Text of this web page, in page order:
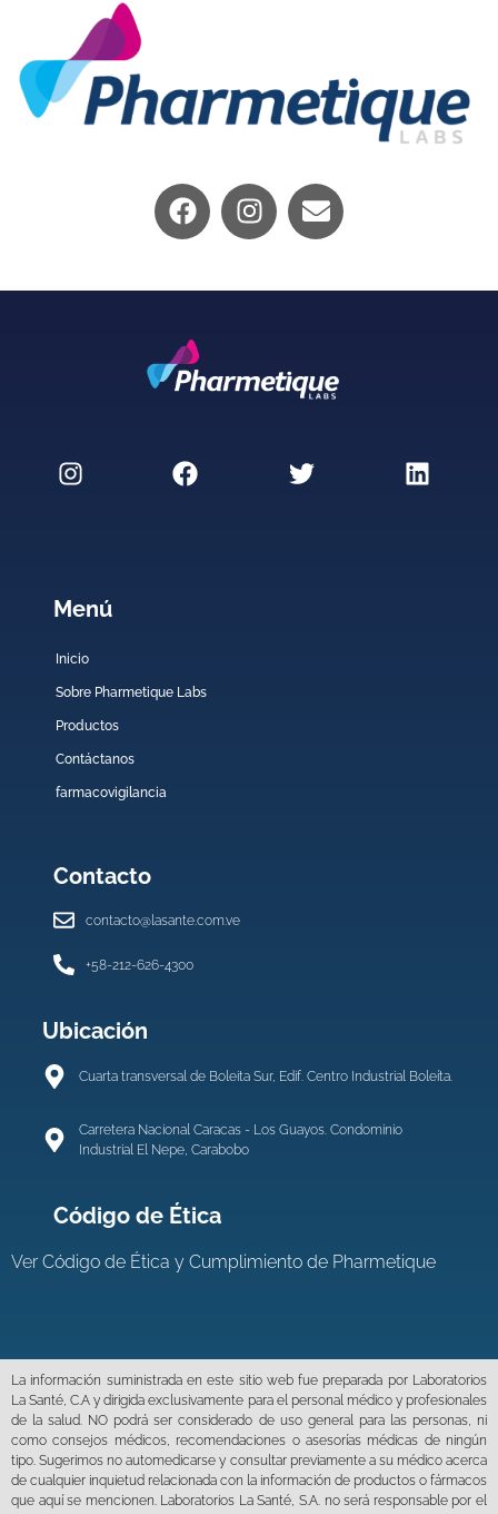
Menú
Inicio
Sobre Pharmetique Labs
Productos
Contáctanos
farmacovigilancia
Contacto
contacto@lasante.com.ve
+58-212-626-4300
Ubicación
Cuarta transversal de Boleita Sur, Edif. Centro Industrial Boleíta.
Carretera Nacional Caracas - Los Guayos. Condominio
Industrial El Nepe, Carabobo
Código de Ética
VerCódigo de Ética y Cumplimiento de Pharmetique
La información suministrada en este sitio web fue preparada por Laboratorios
La Santé, C.A y dirigida exclusivamente para el personal médico y profesionales
de la salud. NO podrá ser considerado de uso general para las personas, ni
como consejos médicos, recomendaciones o asesorías médicas de ningún
tipo. Sugerimos no automedicarse y consultar previamente a su médico acerca
de cualquier inquietud relacionada con la información de productos o fármacos
que aquí se mencionen. Laboratorios La Santé, S.A. no será responsable por el